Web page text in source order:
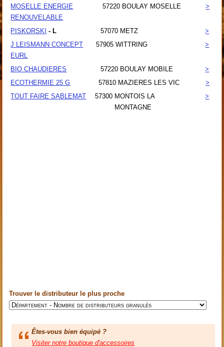
MOSELLE ENERGIE
RENOUVELABLE
57220 BOULAY MOSELLE >
PISKORSKI - L 57070 METZ
>
J LEISMANN CONCEPT
EURL
57905 WITTRING >
BIO CHAUDIERES 57220 BOULAY MOBILE
>
ECOTHERMIE 25 G
57810 MAZIERES LES VIC
>
TOUT FAIRE SABLEMAT
57300 MONTOIS LA
MONTAGNE
>
Trouver le distributeur le plus proche
Êtes-vous bien équipé ?
Visiter notre boutique d'accessoires